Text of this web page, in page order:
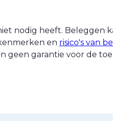
nodig heeft. Beleggen
en risico's van
geen garantie voor de